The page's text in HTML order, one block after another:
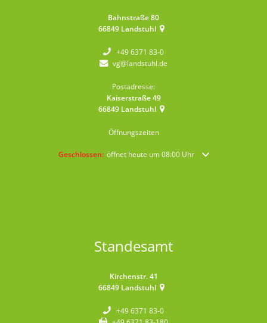
Bahnstraße 80
66849 Landstuhl
+49 6371 83-0
vg@landstuhl.de
Postadresse:
Kaiserstraße 49
66849 Landstuhl
Öffnungszeiten
Klicken, um weitere Öffnungs- oder Schließzeiten
Geschlossen: öffnet heute um 08:00 Uhr
Standesamt
Kirchenstr. 41
66849 Landstuhl
+49 6371 83-0